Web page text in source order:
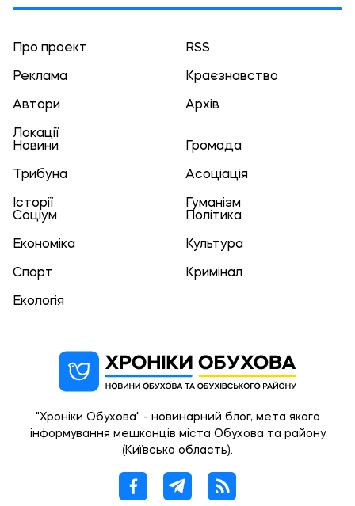
Про проект RSS
Реклама Краєзнавство
Автори Архів
Локації
Новини
Громада
Трибуна Асоціація
Історії
Гуманізм
Соціум
Політика
Економіка Культура
Спорт Кримінал
Екологія
"Хроніки Обухова" - новинарний блог, мета якого
інформування мешканців міста Обухова та району
(Київська область).